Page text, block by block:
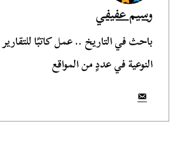
وسيم عفيفي
باحث في التاريخ .. عمل كاتبًا للتقارير
النوعية في عددٍ من المواقع